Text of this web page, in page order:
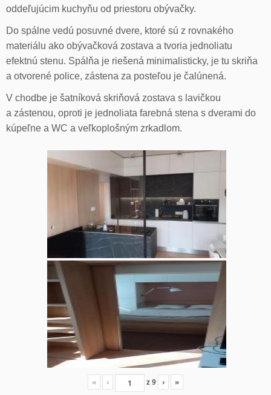
oddeľujúcim kuchyňu od priestoru obývačky.
Do spálne vedú posuvné dvere, ktoré sú z rovnakého
materiálu ako obývačková zostava a tvoria jednoliatu
efektnú stenu. Spálňa je riešená minimalisticky, je tu skriňa
a otvorené police, zástena za posteľou je čalúnená.
V chodbe je šatníková skriňová zostava s lavičkou
a zástenou, oproti je jednoliata farebná stena s dverami do
kúpeľne a WC a veľkoplošným zrkadlom.
« ‹ z9 › »